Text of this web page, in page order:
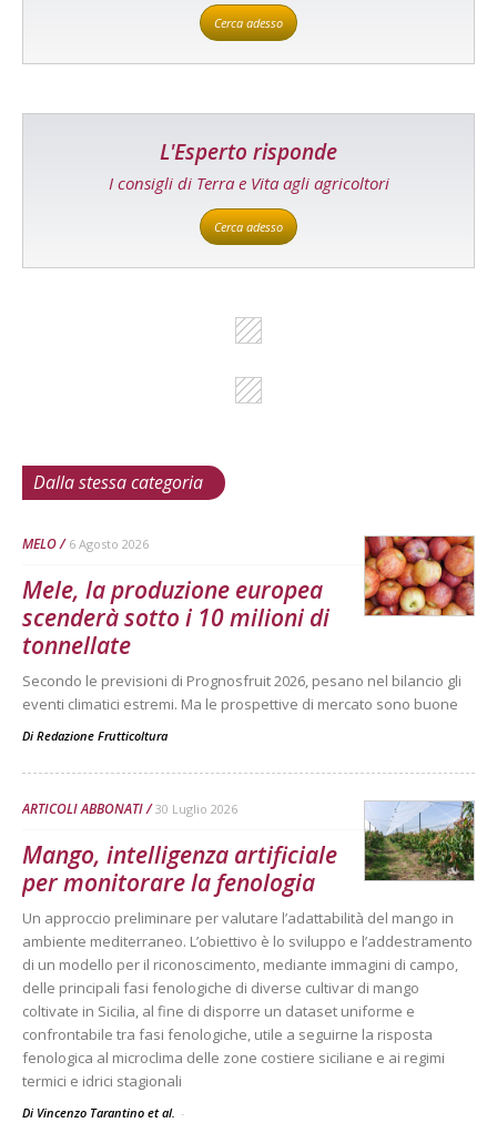
Cerca adesso
L'Esperto risponde
I consigli di Terra e Vita agli agricoltori
Cerca adesso
Dalla stessa categoria
MELO 6 Agosto 2026
Mele, la produzione europea
scenderà sotto i 10 milioni di
tonnellate
Secondo le previsioni di Prognosfruit 2026, pesano nel bilancio gli
eventi climatici estremi. Ma le prospettive di mercato sono buone
Di Redazione Frutticoltura
ARTICOLI ABBONATI 30 Luglio 2026
Mango, intelligenza artificiale
per monitorare la fenologia
Un approccio preliminare per valutare l’adattabilità del mango in
ambiente mediterraneo. L’obiettivo è lo sviluppo e l’addestramento
di un modello per il riconoscimento, mediante immagini di campo,
delle principali fasi fenologiche di diverse cultivar di mango
coltivate in Sicilia, al fine di disporre un dataset uniforme e
confrontabile tra fasi fenologiche, utile a seguirne la risposta
fenologica al microclima delle zone costiere siciliane e ai regimi
termici e idrici stagionali
Di Vincenzo Tarantino et al. -